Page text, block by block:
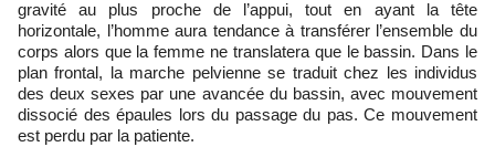
gravité au plus proche de l’appui, tout en ayant la tête
horizontale, l’homme aura tendance à transférer l’ensemble du
corps alors que la femme ne translatera que le bassin. Dans le
plan frontal, la marche pelvienne se traduit chez les individus
des deux sexes par une avancée du bassin, avec mouvement
dissocié des épaules lors du passage du pas. Ce mouvement
est perdu par la patiente.